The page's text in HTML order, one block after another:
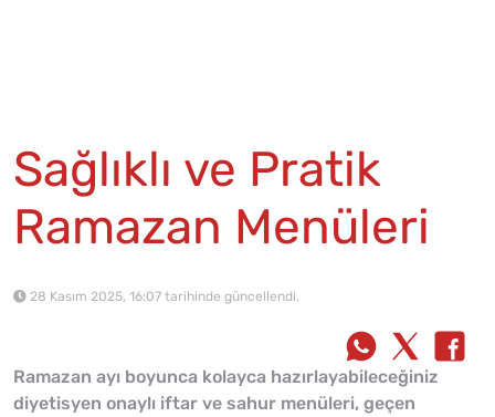
Sağlıklı ve Pratik
Ramazan Menüleri
28 Kasım 2025, 16:07 tarihinde güncellendi.
Ramazan ayı boyunca kolayca hazırlayabileceğiniz
diyetisyen onaylı iftar ve sahur menüleri, geçen